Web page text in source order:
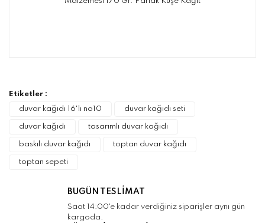
Görüş ve önerileriniz için teşekkür ederiz.
Ürün resmi kalitesiz, bozuk veya
görüntülenemiyor.
Ürün açıklamasında eksik bilgiler bulunuyor.
Ürün bilgilerinde hatalar bulunuyor.
Etiketler :
duvar kağıdı 16'lı no10
duvar kağıdı seti
duvar kağıdı tasarımlı duvar kağıdı
baskılı duvar kağıdı toptan duvar kağıdı
toptan sepeti
BUGÜN TESLİMAT
Saat 14:00'e kadar verdiğiniz siparişler aynı gün
kargoda.